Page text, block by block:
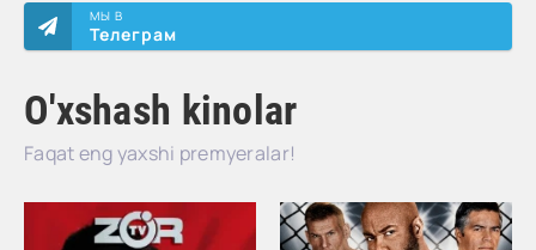
O'xshash kinolar
Faqat eng yaxshi premyeralar!
МЫ В
Телеграм